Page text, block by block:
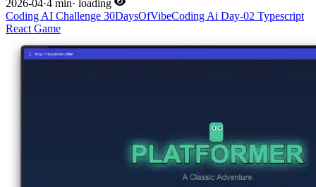
2026-04·4 min· loading
CodingAI Challenge 30DaysOfVibeCodingAi Day-02 Typescript
ReactGame